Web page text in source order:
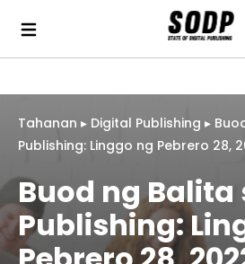
Tahanan ▸ Digital Publishing ▸
Publishing: Linggo ng Pebrero 28,
Buod ng Balita
Publishing: